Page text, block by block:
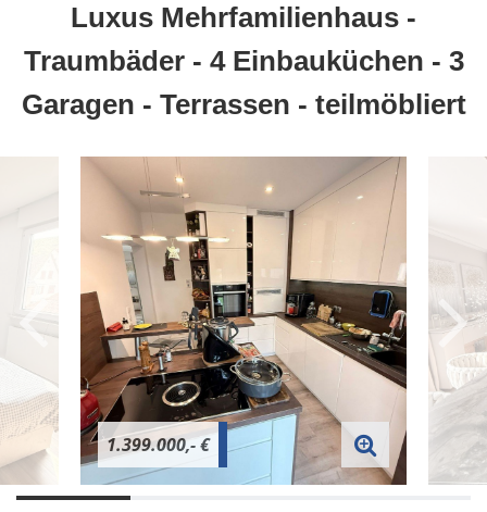
Luxus Mehrfamilienhaus -
Traumbäder - 4 Einbauküchen - 3
Garagen - Terrassen - teilmöbliert
1.399.000,- €